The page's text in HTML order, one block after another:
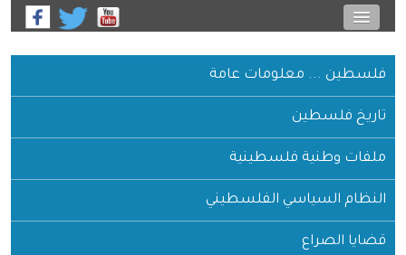
فلسطين ... معلومات عامة
تاريخ فلسطين
ملفات وطنية فلسطينية
النظام السياسي الفلسطيني
قضايا الصراع